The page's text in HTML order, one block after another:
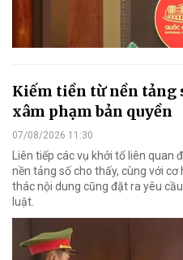
Kiếm tiền từ nền tảng
xâm phạm bản quyền
07/08/2026 11:30
Liên tiếp các vụ khởi tố liên
nền tảng số cho thấy, cùng với
thác nội dung cũng đặt ra yêu
luật.